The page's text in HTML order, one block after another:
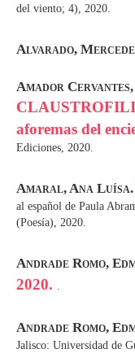
del viento; 4), 2020.
Alvarado,
Amador
aforemas del
Ediciones, 2020.
Amaral, Ana Luísa.
al español de Paula
(Poesía), 2020.
Andrade Romo,
2020. .
Andrade Romo,
Jalisco: Universidad de